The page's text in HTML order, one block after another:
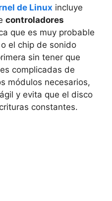
de Linux incluye
controladores
que es muy probable
el chip de sonido
sin tener que
complicadas de
módulos necesarios,
y evita que el disco
constantes.